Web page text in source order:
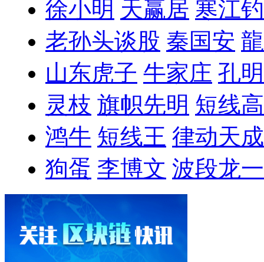
徐小明 天赢居 寒江
老孙头谈股 秦国安
山东虎子 牛家庄 孔
灵枝 旗帜先明 短线
鸿牛 短线王 律动天成
狗蛋 李博文 波段龙一